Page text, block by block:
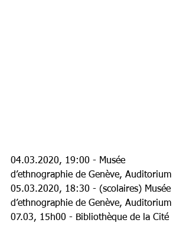
04.03.2020, 19:00 - Musée
dʼethnographie de Genève, Auditorium
05.03.2020, 18:30 - (scolaires) Musée
dʼethnographie de Genève, Auditorium
07.03, 15h00 - Bibliothèque de la Cité